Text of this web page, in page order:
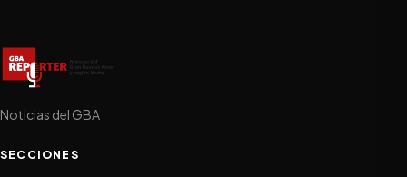
Noticias del GBA
SECCIONES